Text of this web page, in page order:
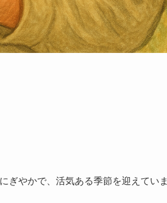
ぎやかで、活気ある季節を迎えていま